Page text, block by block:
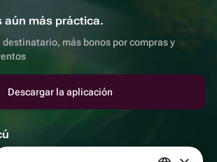
aún más práctica.
más bonos por compras y
Descargar la aplicación
9, sala 2/3